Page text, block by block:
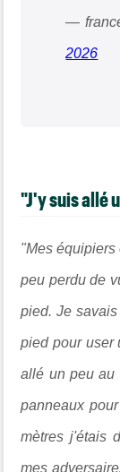
—
2026
"J'y suis allé
"Mes équipiers
peu perdu de
pied. Je
pied pour user
allé un peu au
panneaux
mètres j'étais
mes